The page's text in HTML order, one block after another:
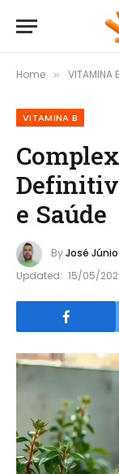
Home » VITAMINA
VITAMINA B
e Saúde
ByJosé
Updated: 15/05/